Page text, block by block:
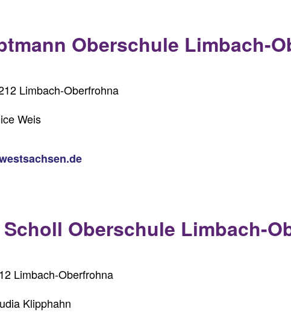
Oberschule Limbach-
Limbach-Oberfrohna
Weis
Oberschule Limbach-
Limbach-Oberfrohna
Klipphahn